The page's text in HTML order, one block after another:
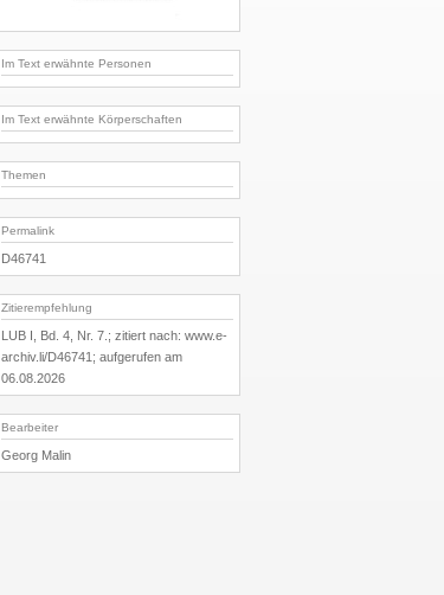
Im Text erwähnte Personen
Im Text erwähnte Körperschaften
Themen
Permalink
D46741
Zitierempfehlung
LUB I, Bd. 4, Nr. 7.; zitiert nach: www.e-
archiv.li/D46741; aufgerufen am
06.08.2026
Bearbeiter
Georg Malin